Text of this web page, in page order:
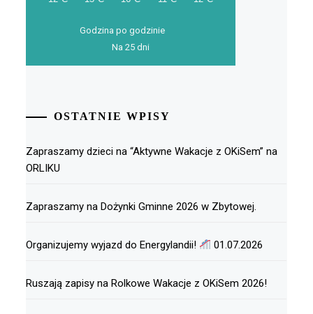
Godzina po godzinie
Na 25 dni
OSTATNIE WPISY
Zapraszamy dzieci na “Aktywne Wakacje z OKiSem” na
ORLIKU
Zapraszamy na Dożynki Gminne 2026 w Zbytowej.
Organizujemy wyjazd do Energylandii! 01.07.2026
Ruszają zapisy na Rolkowe Wakacje z OKiSem 2026!